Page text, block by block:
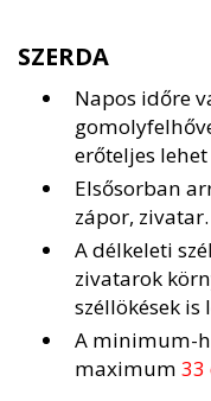
SZERDA
Napos időre
erőteljes
Elsősorban
zápor, zivatar.
A délkeleti
zivatarok
széllökések is
A minimum-
maximum 33